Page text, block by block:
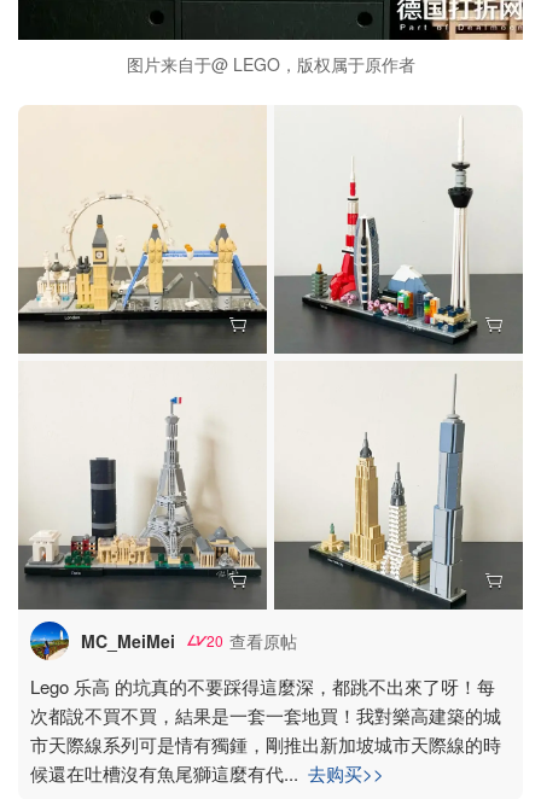
图片来自于@ LEGO，版权属于原作者
MC_MeiMei 20 查看原帖
Lego 乐高 的坑真的不要踩得這麼深，都跳不出來了呀！每
次都說不買不買，結果是一套一套地買！我對樂高建築的城
市天際線系列可是情有獨鍾，剛推出新加坡城市天際線的時
候還在吐槽沒有魚尾獅這麼有代... 去购买>>